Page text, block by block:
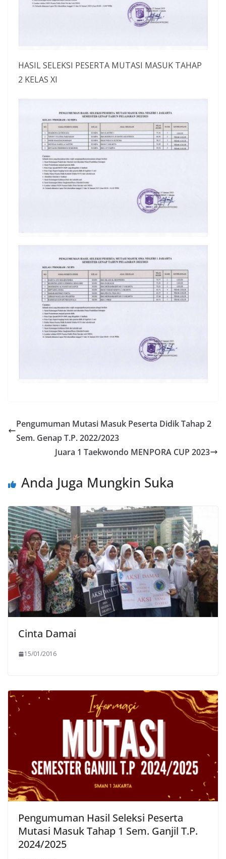
HASIL SELEKSI PESERTA MUTASI MASUK TAHAP
2 KELAS XI
Pengumuman Mutasi Masuk Peserta Didik Tahap 2
Sem. Genap T.P. 2022/2023
Juara 1 Taekwondo MENPORA CUP 2023
Anda Juga Mungkin Suka
Cinta Damai
15/01/2016
Pengumuman Hasil Seleksi Peserta
Mutasi Masuk Tahap 1 Sem. Ganjil T.P.
2024/2025